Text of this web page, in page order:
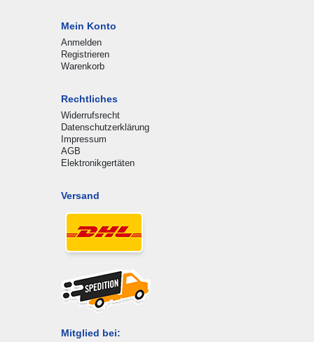
Mein Konto
Anmelden
Registrieren
Warenkorb
Rechtliches
Widerrufsrecht
Datenschutzerklärung
Impressum
AGB
Elektronikgertäten
Versand
Mitglied bei: